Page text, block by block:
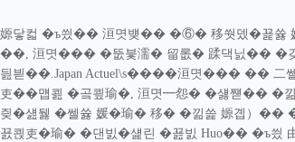
嫄닿컯 �ъ씠�� 洹몃뱾�� �⑥� 移쒓뎄�꾩쓣
��, 洹몃��� �뚮븣濡� 留롮� 蹂댁닔�� �
딆븯��.Japan Actuel\s����洹몃��� ��
吏��먭쾶 �곸쿂瑜�, 洹몃━怨� �섏쨷��
즺�섎뒗 �쎌쓣 媛�瑜� 移� �낆쓽 嫄곕）��
꾨쾭吏�瑜� �댄빐�섍린 �꾪빐 Huo��